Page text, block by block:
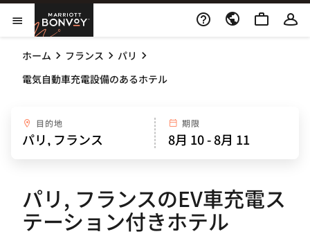
Skip to Content
メニューを開く
Marriott Bonvoy
ホーム フランス
パリ
電気自動車充電設備のあるホテル
目的地 期限
パリ, フランスのEV車充電ス
テーション付きホテル